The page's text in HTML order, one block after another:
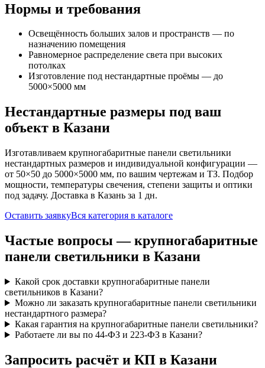
Нормы и требования
Освещённость больших залов и пространств — по
назначению помещения
Равномерное распределение света при высоких
потолках
Изготовление под нестандартные проёмы — до
5000×5000 мм
Нестандартные размеры под ваш
объект в Казани
Изготавливаем крупногабаритные панели светильники
нестандартных размеров и индивидуальной конфигурации —
от 50×50 до 5000×5000 мм, по вашим чертежам и ТЗ. Подбор
мощности, температуры свечения, степени защиты и оптики
под задачу. Доставка в Казань за 1 дн.
Оставить заявкуВся категория в каталоге
Частые вопросы —крупногабаритные
панели светильники в Казани
Какой срок доставки крупногабаритные панели
светильников в Казани?
Можно ли заказать крупногабаритные панели светильники
нестандартного размера?
Какая гарантия на крупногабаритные панели светильники?
Работаете ли вы по 44-ФЗ и 223-ФЗ в Казани?
Запросить расчёт и КП в Казани